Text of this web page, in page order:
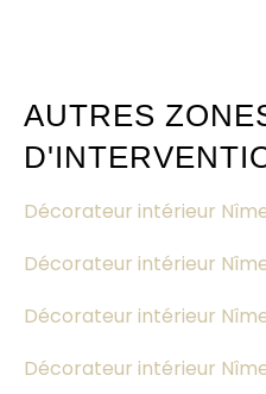
AUTRES
Décorateur intérieur
Décorateur intérieur
Décorateur intérieur
Décorateur intérieur